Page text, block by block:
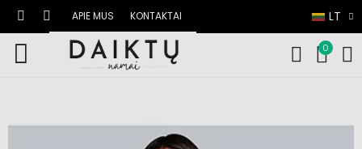
LT
APIE MUS KONTAKTAI
0